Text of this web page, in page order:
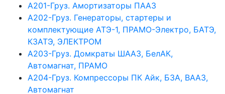
А201-Груз. Амортизаторы ПААЗ
А202-Груз. Генераторы, стартеры и
комплектующие АТЭ-1, ПРАМО-Электро, БАТЭ,
КЗАТЭ, ЭЛЕКТРОМ
А203-Груз. Домкраты ШААЗ, БелАК,
Автомагнат, ПРАМО
А204-Груз. Компрессоры ПК Айк, БЗА, ВААЗ,
Автомагнат